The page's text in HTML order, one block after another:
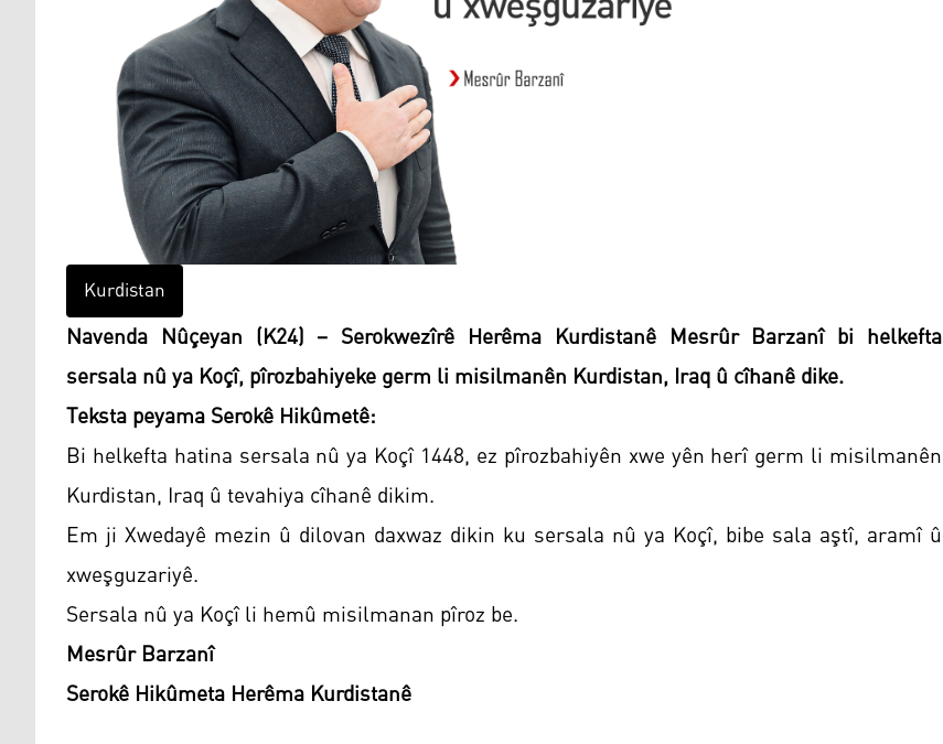
Kurdistan
Navenda Nûçeyan (K24) – Serokwezîrê Herêma Kurdistanê Mesrûr Barzanî bi helkefta
sersala nû ya Koçî, pîrozbahiyeke germ li misilmanên Kurdistan, Iraq û cîhanê dike.
Teksta peyama Serokê Hikûmetê:
Bi helkefta hatina sersala nû ya Koçî 1448, ez pîrozbahiyên xwe yên herî germ li misilmanên
Kurdistan, Iraq û tevahiya cîhanê dikim.
Em ji Xwedayê mezin û dilovan daxwaz dikin ku sersala nû ya Koçî, bibe sala aştî, aramî û
xweşguzariyê.
Sersala nû ya Koçî li hemû misilmanan pîroz be.
Mesrûr Barzanî
Serokê Hikûmeta Herêma Kurdistanê